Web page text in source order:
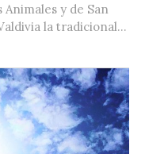
y de San
la tradicional...